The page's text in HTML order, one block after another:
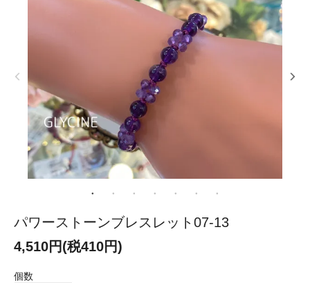
パワーストーンブレスレット07-13
4,510円(税410円)
個数